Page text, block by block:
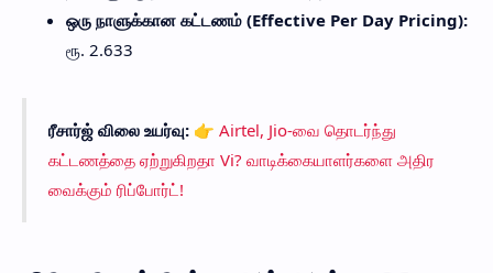
ஒரு நாளுக்கான கட்டணம் (Effective Per Day Pricing):
ரூ. 2.633
ரீசார்ஜ் விலை உயர்வு: 👉 Airtel, Jio-வை தொடர்ந்து
கட்டணத்தை ஏற்றுகிறதா Vi? வாடிக்கையாளர்களை அதிர
வைக்கும் ரிப்போர்ட்!